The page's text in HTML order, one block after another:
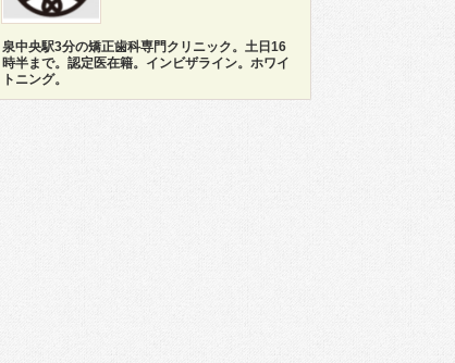
泉中央駅3分の矯正歯科専門クリニック。土日16
時半まで。認定医在籍。インビザライン。ホワイ
トニング。